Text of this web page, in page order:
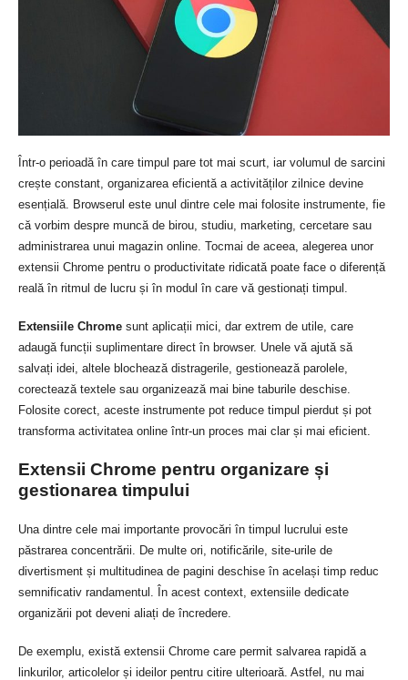
Într-o perioadă în care timpul pare tot mai scurt, iar volumul de sarcini
crește constant, organizarea eficientă a activităților zilnice devine
esențială. Browserul este unul dintre cele mai folosite instrumente, fie
că vorbim despre muncă de birou, studiu, marketing, cercetare sau
administrarea unui magazin online. Tocmai de aceea, alegerea unor
extensii Chrome pentru o productivitate ridicată poate face o diferență
reală în ritmul de lucru și în modul în care vă gestionați timpul.
Extensiile Chrome sunt aplicații mici, dar extrem de utile, care
adaugă funcții suplimentare direct în browser. Unele vă ajută să
salvați idei, altele blochează distragerile, gestionează parolele,
corectează textele sau organizează mai bine taburile deschise.
Folosite corect, aceste instrumente pot reduce timpul pierdut și pot
transforma activitatea online într-un proces mai clar și mai eficient.
Extensii Chrome pentru organizare și
gestionarea timpului
Una dintre cele mai importante provocări în timpul lucrului este
păstrarea concentrării. De multe ori, notificările, site-urile de
divertisment și multitudinea de pagini deschise în același timp reduc
semnificativ randamentul. În acest context, extensiile dedicate
organizării pot deveni aliați de încredere.
De exemplu, există extensii Chrome care permit salvarea rapidă a
linkurilor, articolelor și ideilor pentru citire ulterioară. Astfel, nu mai